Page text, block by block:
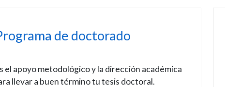
de doctorado
el apoyo metodológico y la dirección académica
llevar a buen término tu tesis doctoral.